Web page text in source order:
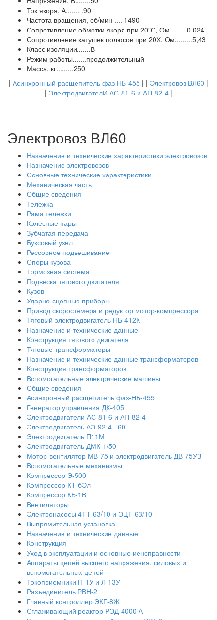
Ток якоря, А....... .90
Частота вращения, об/мин .... 1490
Сопротивление обмотки якоря при 20"С, Ом.........0,024
Сопротивление катушек полюсов при 20Х, Ом.........5,43
Класс изоляции.......В
Режим работы.......продолжительный
Масса, кг.........250
| Асинхронный расщепитель фаз НБ-455 | | Электровоз ВЛ60 |
| ЭлектродвигателИ АС-81-6 и АП-82-4 |
Электровоз ВЛ60
Назначение и технические характеристики электровозов
Назначение электровозов
Основные технические характеристики
Механическая часть
Общие сведения
Тележка
Рама тележки
Колесные пары
Зубчатая передача
Буксовый узел
Рессорное подвешивание
Опоры кузова
Тормозная система
Подвеска тягового двигателя
Кузов
Ударно-сцепные приборы
Привод скоростемера и редуктор мотор-компрессора
Тяговый электродвигатель НБ-412К
Назначение и технические данные
Конструкция тягового двигателя
Тяговые трансформаторы
Назначение и технические данные трансформаторов
Конструкция трансформаторов
Вспомогательные электрические машины
Общие сведения
Асинхронный расщепитель фаз-НБ-455
Генератор управления ДК-405
Электродвигатели АС-81-6 и АП-82-4
Электродвигатель АЭ-92-4 . 60
Электродвигатель П11М
Электродвигатель ДМК-1/50
Мотор-вентилятор МВ-75 и электродвигатель ДВ-75УЗ
Вспомогательные механизмы
Компрессор Э-500
Компрессор КТ-бЭл
Компрессор КБ-1В
Вентиляторы
Электронасосы 4ТТ-63/10 и ЭЦТ-63/10
Выпрямительная установка
Назначение и технические данные
Конструкция
Уход в эксплуатации и основные иенсправности
Аппараты цепей высшего напряжения, силовых и
вспомогательных цепей
Токоприемники П-1У и Л-13У
Разъединитель РВН-2
Главный контроллер ЭКГ-8Ж
Сглаживающий реактор РЭД-4000 А